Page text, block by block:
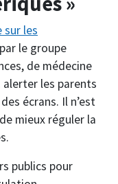
sur les
le groupe
de médecine
les parents
écrans. Il n’est
mieux réguler la
publics pour